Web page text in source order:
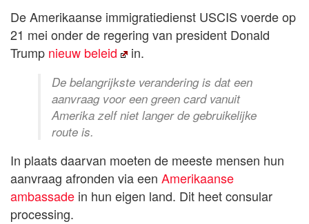
De Amerikaanse immigratiedienst USCIS voerde op
21 mei onder de regering van president Donald
Trump nieuw beleid in.
De belangrijkste verandering is dat een
aanvraag voor een green card vanuit
Amerika zelf niet langer de gebruikelijke
route is.
In plaats daarvan moeten de meeste mensen hun
aanvraag afronden via een Amerikaanse
ambassade in hun eigen land. Dit heet consular
processing.